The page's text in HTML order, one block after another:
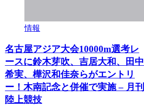
情報
名古屋アジア大会10000m選考レ
ースに鈴木芽吹、吉居大和、田中
希実、樺沢和佳奈らがエントリ
ー！木南記念と併催で実施 – 月刊
陸上競技